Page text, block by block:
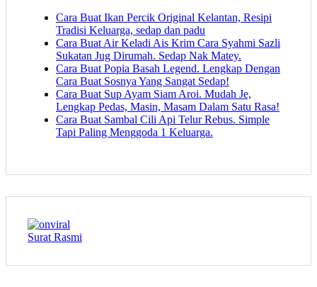
Cara Buat Ikan Percik Original Kelantan, Resipi
Tradisi Keluarga, sedap dan padu
Cara Buat Air Keladi Ais Krim Cara Syahmi Sazli
Sukatan Jug Dirumah. Sedap Nak Matey.
Cara Buat Popia Basah Legend. Lengkap Dengan
Cara Buat Sosnya Yang Sangat Sedap!
Cara Buat Sup Ayam Siam Aroi. Mudah Je,
Lengkap Pedas, Masin, Masam Dalam Satu Rasa!
Cara Buat Sambal Cili Api Telur Rebus. Simple
Tapi Paling Menggoda 1 Keluarga.
Surat Rasmi